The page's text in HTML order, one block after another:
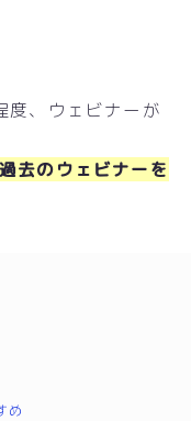
度、ウェビナーが
過去のウェビナーを
め